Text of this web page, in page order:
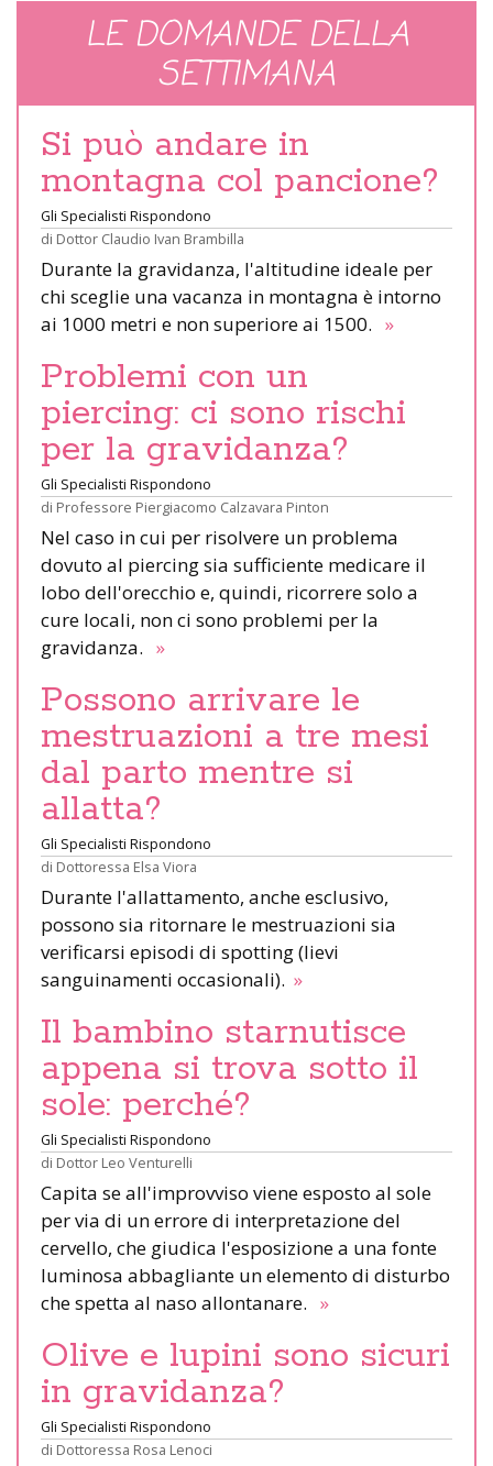
LE DOMANDE DELLA
SETTIMANA
Si può andare in
montagna col pancione?
Gli Specialisti Rispondono
di Dottor Claudio Ivan Brambilla
Durante la gravidanza, l'altitudine ideale per
chi sceglie una vacanza in montagna è intorno
ai 1000 metri e non superiore ai 1500. »
Problemi con un
piercing: ci sono rischi
per la gravidanza?
Gli Specialisti Rispondono
di Professore Piergiacomo Calzavara Pinton
Nel caso in cui per risolvere un problema
dovuto al piercing sia sufficiente medicare il
lobo dell'orecchio e, quindi, ricorrere solo a
cure locali, non ci sono problemi per la
gravidanza. »
Possono arrivare le
mestruazioni a tre mesi
dal parto mentre si
allatta?
Gli Specialisti Rispondono
di Dottoressa Elsa Viora
Durante l'allattamento, anche esclusivo,
possono sia ritornare le mestruazioni sia
verificarsi episodi di spotting (lievi
sanguinamenti occasionali). »
Il bambino starnutisce
appena si trova sotto il
sole: perché?
Gli Specialisti Rispondono
di Dottor Leo Venturelli
Capita se all'improvviso viene esposto al sole
per via di un errore di interpretazione del
cervello, che giudica l'esposizione a una fonte
luminosa abbagliante un elemento di disturbo
che spetta al naso allontanare. »
Olive e lupini sono sicuri
in gravidanza?
Gli Specialisti Rispondono
di Dottoressa Rosa Lenoci